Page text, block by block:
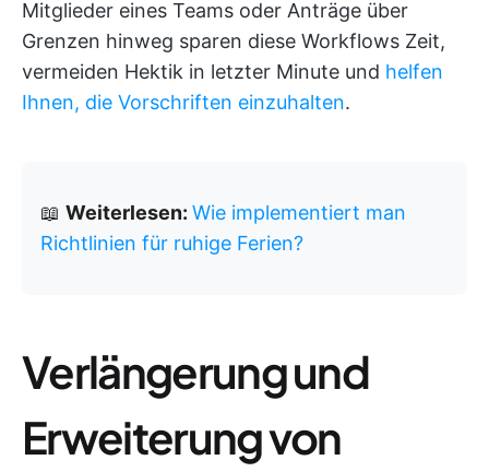
Mitglieder eines Teams oder Anträge über
Grenzen hinweg sparen diese Workflows Zeit,
vermeiden Hektik in letzter Minute und helfen
Ihnen, die Vorschriften einzuhalten.
📖 Weiterlesen: Wie implementiert man
Richtlinien für ruhige Ferien?
Verlängerung und
Erweiterung von